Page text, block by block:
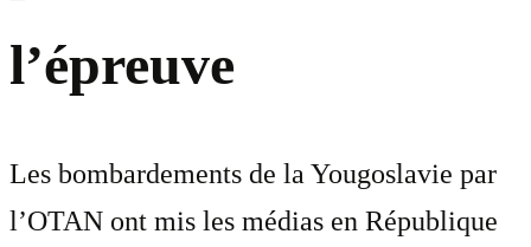
l’épreuve
Les bombardements de la Yougoslavie par
l’OTAN ont mis les médias en République